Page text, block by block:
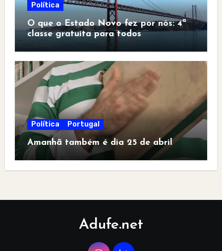
Política
O que o Estado Novo fez por nós: 4ª
classe gratuita para todos
Política Portugal
Amanhã também é dia 25 de abril
Adufe.net